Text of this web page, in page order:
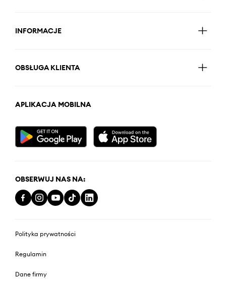
INFORMACJE
OBSŁUGA KLIENTA
APLIKACJA MOBILNA
OBSERWUJ NAS NA:
Polityka prywatności
Regulamin
Dane firmy